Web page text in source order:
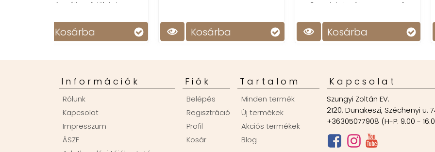
Kosárba Kosárba Kosárba
Információk
Rólunk
Kapcsolat
Impresszum
ÁSZF
Fiók
Belépés
Regisztráció
Profil
Kosár
Tartalom
Minden termék
Új termékek
Akciós termékek
Blog
Kapcsolat
Szungyi Zoltán EV.
2120, Dunakeszi, Széchenyi u.
+36305077908 (H-P: 9.00 -